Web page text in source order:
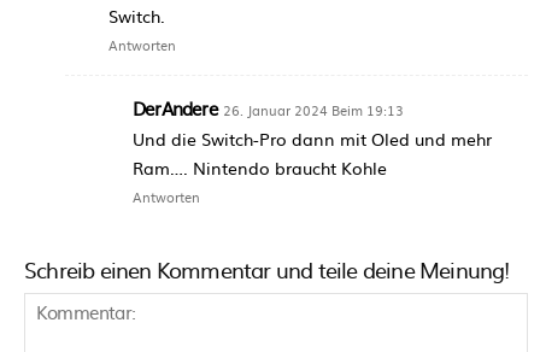
Switch.
Antworten
DerAndere 26. Januar 2024 Beim 19:13
Und die Switch-Pro dann mit Oled und mehr
Ram…. Nintendo braucht Kohle
Antworten
Schreib einen Kommentar und teile deine Meinung!